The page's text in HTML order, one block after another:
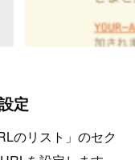
定
のリスト」のセク